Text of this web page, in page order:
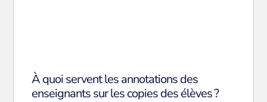
À quoi servent les annotations des
enseignants sur les copies des élèves ?